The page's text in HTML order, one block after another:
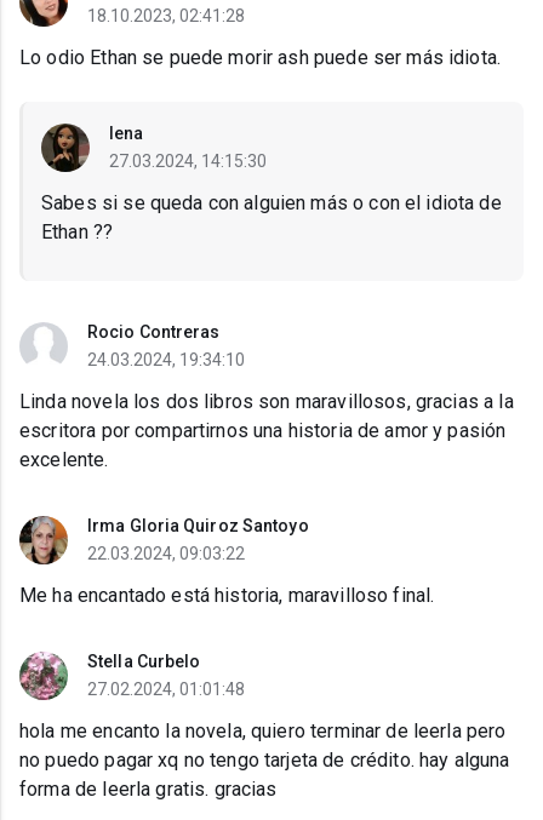
18.10.2023, 02:41:28
Lo odio Ethan se puede morir ash puede ser más idiota.
lena
27.03.2024, 14:15:30
Sabes si se queda con alguien más o con el idiota de
Ethan ??
Rocio Contreras
24.03.2024, 19:34:10
Linda novela los dos libros son maravillosos, gracias a la
escritora por compartirnos una historia de amor y pasión
excelente.
Irma Gloria Quiroz Santoyo
22.03.2024, 09:03:22
Me ha encantado está historia, maravilloso final.
Stella Curbelo
27.02.2024, 01:01:48
hola me encanto la novela, quiero terminar de leerla pero
no puedo pagar xq no tengo tarjeta de crédito. hay alguna
forma de leerla gratis. gracias